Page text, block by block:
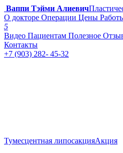
Ваппи Тэйми Алиевич
О докторе Операции Цены
5
Видео Пациентам Полезное
Контакты
+7 (903) 282- 45-32
Тумесцентная липосакцияАкция